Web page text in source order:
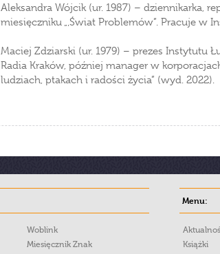
Aleksandra Wójcik (ur. 1987) – dziennikarka,
miesięczniku „‚Świat Problemów”. Pracuje w
Maciej Zdziarski (ur. 1979) – prezes Instytutu
Radia Kraków, później manager w
ludziach, ptakach i radości życia” (wyd. 2022).
Woblink
Miesięcznik Znak
Menu:
Książki